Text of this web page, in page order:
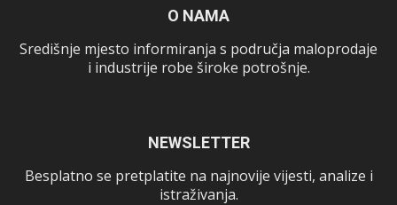
O NAMA
Središnje mjesto informiranja s područja maloprodaje
i industrije robe široke potrošnje.
NEWSLETTER
Besplatno se pretplatite na najnovije vijesti, analize i
istraživanja.